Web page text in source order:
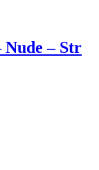
Nude – Str